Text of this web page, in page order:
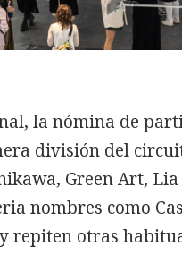
la nómina de
división del
Green Art,
nombres como
repiten otras